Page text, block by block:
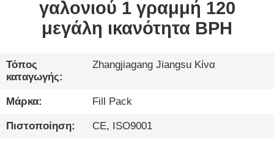
ΠΡΟΪΌΝΤΑ
ΠΕΡΊΠΟΥ
ΕΜΕΊΣ
ΓΎΡΟΣ
ΕΡΓΟΣΤΑΣΊΩΝ
γαλονιού 1 γραμμή 120
μεγάλη ικανότητα BPH
Τόπος
καταγωγής:
Zhangjiagang Jiangsu Κίνα
Μάρκα: Fill Pack
Πιστοποίηση: CE, ISO9001